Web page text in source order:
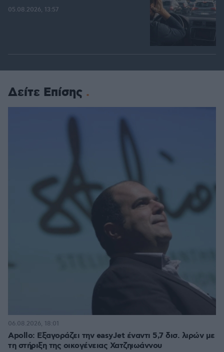
05.08.2026, 13:57
Δείτε Επίσης
Apollo: Εξαγοράζει την easyJet έναντι 5,7 δισ. λιρών με
τη στήριξη της οικογένειας Χατζηιωάννου
06.08.2026, 18:01